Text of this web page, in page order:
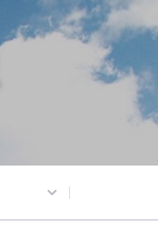
채용정보